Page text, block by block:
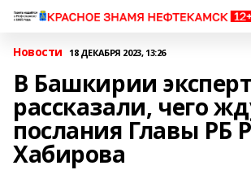
Новости 18 ДЕКАБРЯ 2023, 13:26
В Башкирии
рассказали, чего
послания Главы РБ
Хабирова